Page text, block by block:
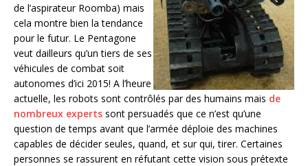
de l’aspirateur Roomba) mais
cela montre bien la tendance
pour le futur. Le Pentagone
veut dailleurs qu’un tiers de ses
véhicules de combat soit
autonomes d’ici 2015! A l’heure
actuelle, les robots sont contrôlés par des humains mais de
nombreux experts sont persuadés que ce n’est qu’une
question de temps avant que l’armée déploie des machines
capables de décider seules, quand, et sur qui, tirer. Certaines
personnes se rassurent en réfutant cette vision sous prétexte